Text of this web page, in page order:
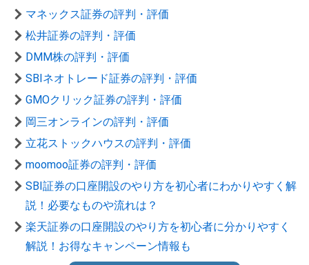
マネックス証券の評判・評価
松井証券の評判・評価
DMM株の評判・評価
SBIネオトレード証券の評判・評価
GMOクリック証券の評判・評価
岡三オンラインの評判・評価
立花ストックハウスの評判・評価
moomoo証券の評判・評価
SBI証券の口座開設のやり方を初心者にわかりやすく解
説！必要なものや流れは？
楽天証券の口座開設のやり方を初心者に分かりやすく
解説！お得なキャンペーン情報も